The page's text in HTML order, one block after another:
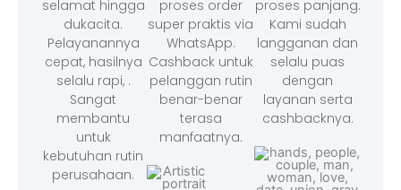
selamat hingga
dukacita.
Pelayanannya
cepat, hasilnya
selalu rapi, .
Sangat
membantu
untuk
kebutuhan rutin
perusahaan.
proses order
super praktis via
WhatsApp.
Cashback untuk
pelanggan rutin
benar-benar
terasa
manfaatnya.
proses panjang.
Kami sudah
langganan dan
selalu puas
dengan
layanan serta
cashbacknya.